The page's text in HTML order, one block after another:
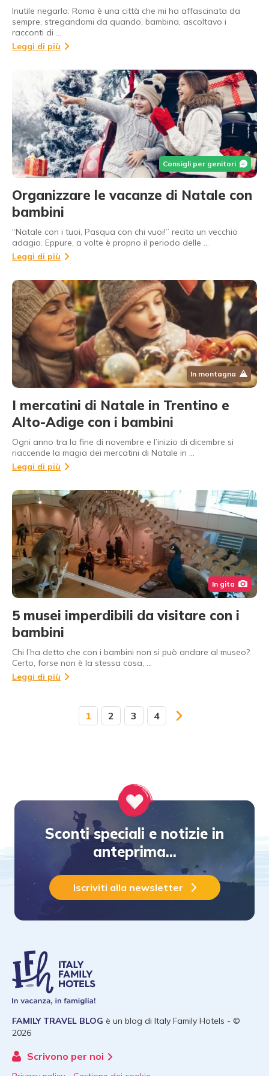
Inutile negarlo: Roma è una città che mi ha affascinata da
sempre, stregandomi da quando, bambina, ascoltavo i
racconti di …
Leggi di più
Consigli per genitori
Organizzare le vacanze di Natale con
bambini
“Natale con i tuoi, Pasqua con chi vuoi!” recita un vecchio
adagio. Eppure, a volte è proprio il periodo delle …
Leggi di più
In montagna
I mercatini di Natale in Trentino e
Alto-Adige con i bambini
Ogni anno tra la fine di novembre e l’inizio di dicembre si
riaccende la magia dei mercatini di Natale in …
Leggi di più
In gita
5 musei imperdibili da visitare con i
bambini
Chi l’ha detto che con i bambini non si può andare al museo?
Certo, forse non è la stessa cosa, …
Leggi di più
1 2 3 4
Sconti speciali e notizie in
anteprima...
Iscriviti alla newsletter
FAMILY TRAVEL BLOG è un blog di Italy Family Hotels - ©
2026
Scrivono per noi